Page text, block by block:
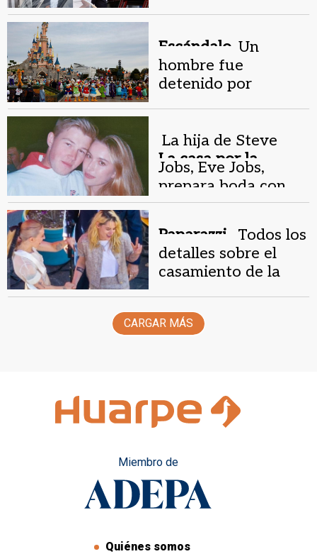
Escándalo. Un
hombre fue
detenido por
nena de 9 años
La casa por la
ventana.
La hija de Steve
Jobs, Eve Jobs,
prepara boda con
invitados
Paparazzi .
Todos los
detalles sobre el
casamiento de la
Stewart
CARGAR MÁS
Miembro de
Quiénes somos